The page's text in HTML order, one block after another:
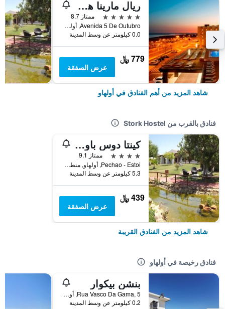
ريال مارينا هوتل آند سبا
5 نجوم
ممتاز 8.7
Avenida 5 De Outubro, أولهاو, منطقة فارو, البرتغال
0.0 كيلومتر عن وسط المدينة
779 ﷼
عرض الصفقة
شاهد المزيد من أهم الفنادق في أولهاو
فنادق بالقرب من Stork Hostel
كينتا دوس باويتاس نيتشر هوتل آند أبارتمنتس
4 نجوم
ممتاز 9.1
Pechao - Estoi, أولهاو, منطقة فارو, البرتغال
5.3 كيلومتر عن وسط المدينة
439 ﷼
عرض الصفقة
شاهد المزيد من الفنادق القريبة
فنادق رخيصة في أولهاو
بنشن بيكوار
Rua Vasco Da Gama, 5, أولهاو, منطقة فارو, البرتغال
0.2 كيلومتر عن وسط المدينة